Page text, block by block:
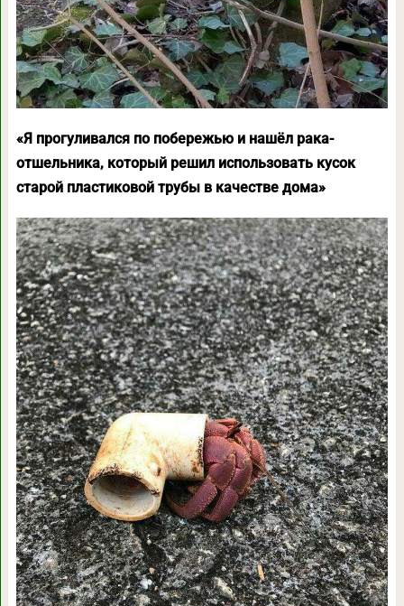
«Я прогуливался по побережью и нашёл рака-
отшельника, который решил использовать кусок
старой пластиковой трубы в качестве дома»